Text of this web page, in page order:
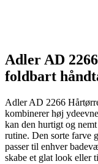
Adler AD
foldbart
Adler AD 2266
kombinerer høj
kan den hurtigt og
rutine. Den sorte farve
passer til enhver
skabe et glat look eller